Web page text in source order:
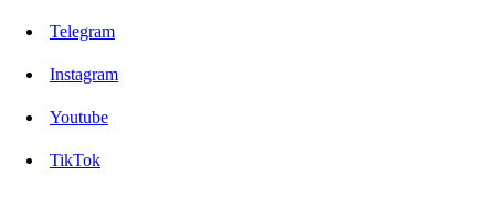
Telegram
Instagram
Youtube
TikTok